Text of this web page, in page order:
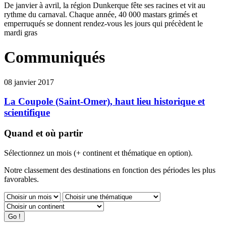
De janvier à avril, la région Dunkerque fête ses racines et vit au
rythme du carnaval. Chaque année, 40 000 mastars grimés et
emperruqués se donnent rendez-vous les jours qui précèdent le
mardi gras
Communiqués
08 janvier 2017
La Coupole (Saint-Omer), haut lieu historique et
scientifique
Quand et où partir
Sélectionnez un mois (+ continent et thématique en option).
Notre classement des destinations en fonction des périodes les plus
favorables.